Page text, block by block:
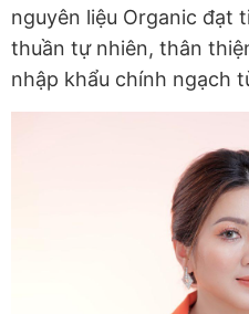
nguyên liệu Organic đạt
thuần tự nhiên, thân
nhập khẩu chính ngạch